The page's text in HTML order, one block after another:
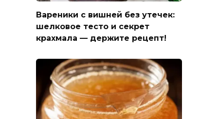
Вареники с вишней без утечек:
шелковое тесто и секрет
крахмала — держите рецепт!